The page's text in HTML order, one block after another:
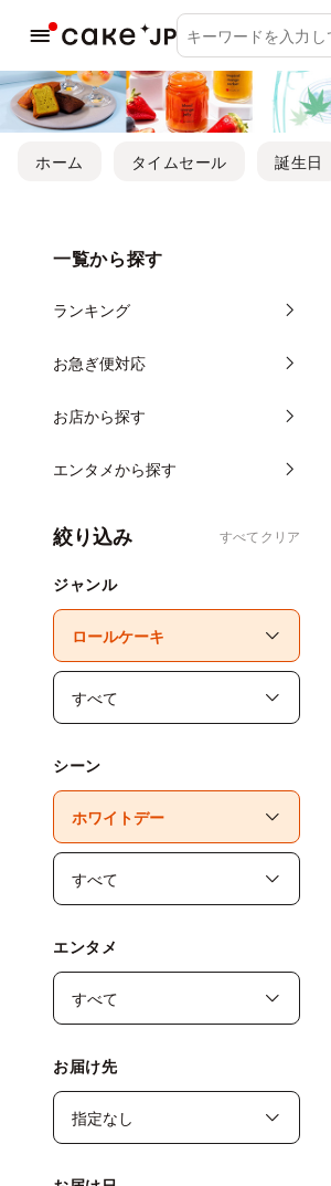
ホーム タイムセール 誕生日
一覧から探す
ランキング
お急ぎ便対応
お店から探す
エンタメから探す
絞り込み すべてクリア
ジャンル
シーン
エンタメ
お届け先